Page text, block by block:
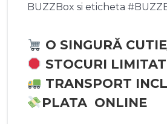
BUZZBox si eticheta
O SINGURĂ
STOCURI
TRANSPORT
PLATA ONLINE